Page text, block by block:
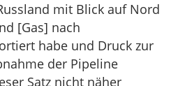
mit Blick auf Nord
[Gas] nach
habe und Druck zur
der Pipeline
Satz nicht näher